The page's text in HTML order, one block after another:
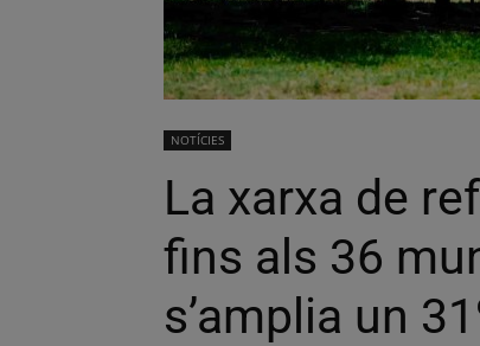
NOTÍCIES
La xarxa de
fins als 36
s’amplia un